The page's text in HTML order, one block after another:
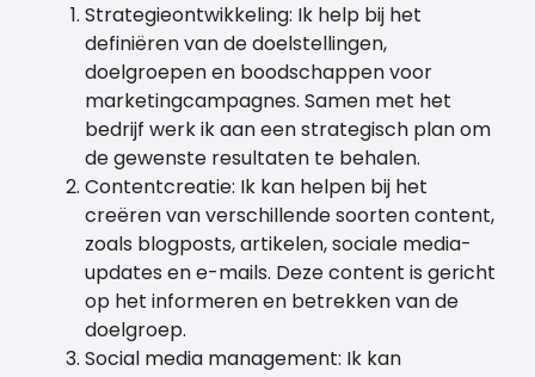
Strategieontwikkeling: Ik help bij het
definiëren van de doelstellingen,
doelgroepen en boodschappen voor
marketingcampagnes. Samen met het
bedrijf werk ik aan een strategisch plan om
de gewenste resultaten te behalen.
Contentcreatie: Ik kan helpen bij het
creëren van verschillende soorten content,
zoals blogposts, artikelen, sociale media-
updates en e-mails. Deze content is gericht
op het informeren en betrekken van de
doelgroep.
Social media management: Ik kan